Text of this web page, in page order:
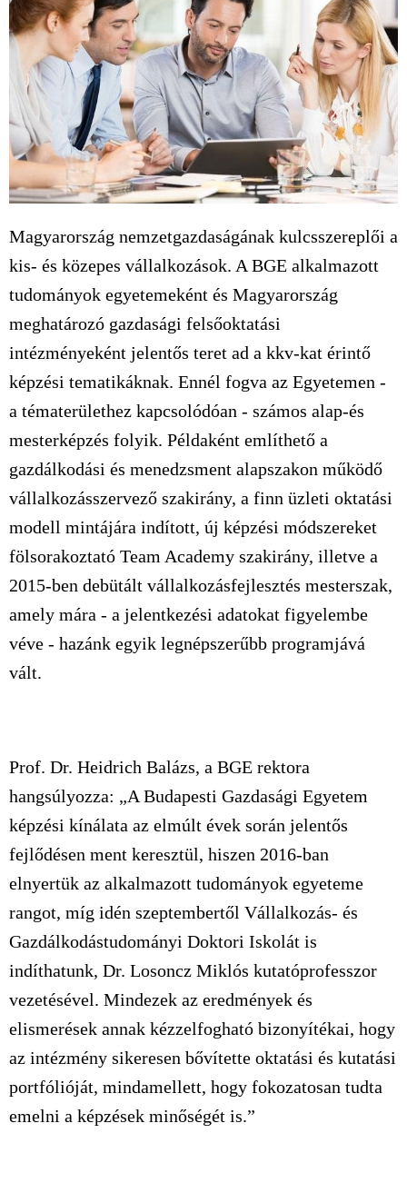
Magyarország nemzetgazdaságának kulcsszereplői a
kis- és közepes vállalkozások. A BGE alkalmazott
tudományok egyetemeként és Magyarország
meghatározó gazdasági felsőoktatási
intézményeként jelentős teret ad a kkv-kat érintő
képzési tematikáknak. Ennél fogva az Egyetemen -
a tématerülethez kapcsolódóan - számos alap-és
mesterképzés folyik. Példaként említhető a
gazdálkodási és menedzsment alapszakon működő
vállalkozásszervező szakirány, a finn üzleti oktatási
modell mintájára indított, új képzési módszereket
fölsorakoztató Team Academy szakirány, illetve a
2015-ben debütált vállalkozásfejlesztés mesterszak,
amely mára - a jelentkezési adatokat figyelembe
véve - hazánk egyik legnépszerűbb programjává
vált.
Prof. Dr. Heidrich Balázs, a BGE rektora
hangsúlyozza: „A Budapesti Gazdasági Egyetem
képzési kínálata az elmúlt évek során jelentős
fejlődésen ment keresztül, hiszen 2016-ban
elnyertük az alkalmazott tudományok egyeteme
rangot, míg idén szeptembertől Vállalkozás- és
Gazdálkodástudományi Doktori Iskolát is
indíthatunk, Dr. Losoncz Miklós kutatóprofesszor
vezetésével. Mindezek az eredmények és
elismerések annak kézzelfogható bizonyítékai, hogy
az intézmény sikeresen bővítette oktatási és kutatási
portfólióját, mindamellett, hogy fokozatosan tudta
emelni a képzések minőségét is.”